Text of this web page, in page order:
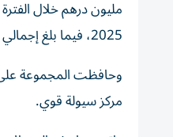
2025، فيما بلغ إجمالي حقوق الملكية 194.7 مليون درهم، مقارنة بـ195.4 مليون درهم في 31 ديسمبر 2025.
مركز سيولة قوي.